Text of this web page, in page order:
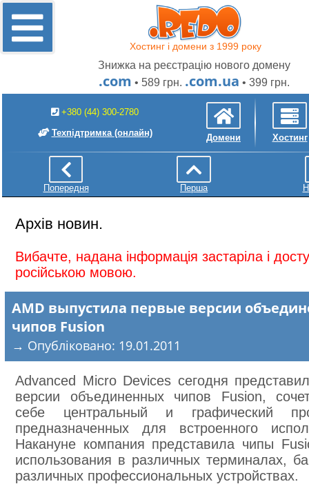
Хостинг і домени з 1999 року
Знижка на реєстрацію нового домену
.com • 589 грн. .com.ua • 399 грн.
+380 (44) 300-2780
Техпідтримка (онлайн) Домени Хостинг
Попередня Перша
Архів новин.
Вибачте, надана інформація застаріла і
російською мовою.
AMD выпустила первые версии
чипов Fusion
→ Опубліковано: 19.01.2011
Advanced Micro Devices сегодня
версии объединенных чипов Fusion,
себе центральный и графический
предназначенных для встроенного
Накануне компания представила чипы
использования в различных терминалах,
различных профессиональных устройствах.